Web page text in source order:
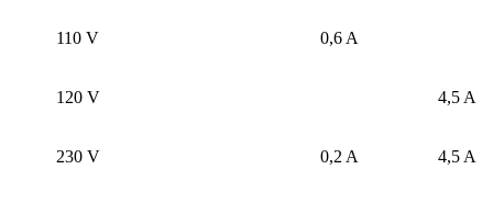
110 V 0,6 A
120 V 4,5 A
230 V 0,2 A 4,5 A